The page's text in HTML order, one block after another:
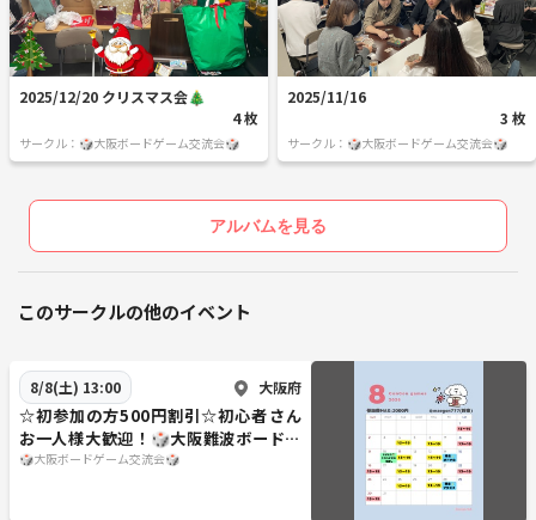
2025/12/20 クリスマス会🎄
4 枚
サークル：🎲大阪ボードゲーム交流会🎲
2025/11/16
3 枚
サークル：🎲大阪ボードゲーム交流会🎲
アルバムを見る
このサークルの他のイベント
8/8(土) 13:00 大阪府
☆初参加の方500円割引☆初心者さん
お一人様大歓迎！🎲大阪難波ボードゲ
ーム会🎲
🎲大阪ボードゲーム交流会🎲